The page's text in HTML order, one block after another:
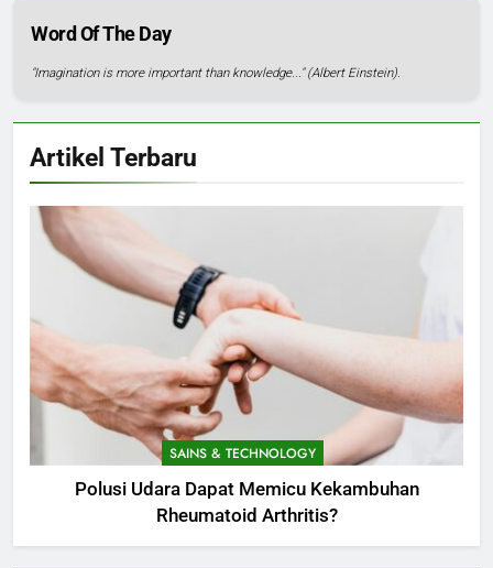
Word Of The Day
"Imagination is more important than knowledge..." (Albert Einstein).
Artikel Terbaru
SAINS & TECHNOLOGY
Polusi Udara Dapat Memicu Kekambuhan
Rheumatoid Arthritis?